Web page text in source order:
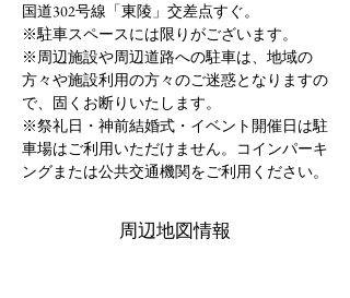
国道302号線「東陵」交差点すぐ。
​※駐車スペースには限りがございます。
※周辺施設や周辺道路への駐車は、地域の
方々や施設利用の方々のご迷惑となりますの
で、固くお断りいたします。
​※祭礼日・神前結婚式・イベント開催日は駐
車場はご利用いただけません。コインパーキ
ングまたは公共交通機関をご利用ください。
周辺地図情報